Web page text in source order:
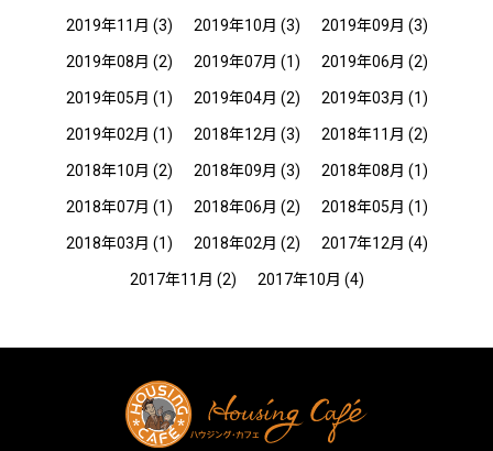
2019年11月 (3) 2019年10月 (3) 2019年09月 (3)
2019年08月 (2) 2019年07月 (1) 2019年06月 (2)
2019年05月 (1) 2019年04月 (2) 2019年03月 (1)
2019年02月 (1) 2018年12月 (3) 2018年11月 (2)
2018年10月 (2) 2018年09月 (3) 2018年08月 (1)
2018年07月 (1) 2018年06月 (2) 2018年05月 (1)
2018年03月 (1) 2018年02月 (2) 2017年12月 (4)
2017年11月 (2) 2017年10月 (4)